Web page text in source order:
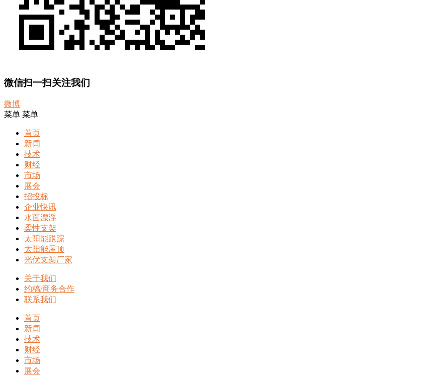
微信扫一扫关注我们
微博
菜单 菜单
首页
新闻
技术
财经
市场
展会
招投标
企业快讯
水面漂浮
柔性支架
太阳能跟踪
太阳能屋顶
光伏支架厂家
关于我们
约稿/商务合作
联系我们
首页
新闻
技术
财经
市场
展会